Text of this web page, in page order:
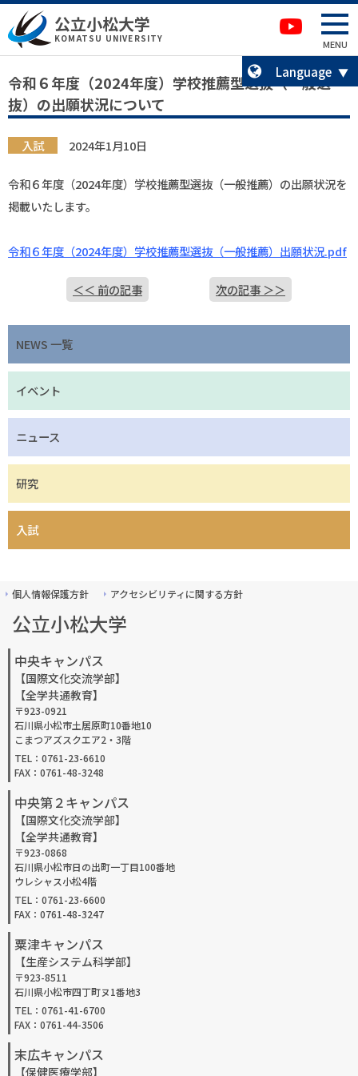
本文へ移動 サイトマップへ移動
公立小松大学
KOMATSU UNIVERSITY MENU
卒業生の方へ
Language
令和６年度（2024年度）学校推薦型選抜（一般選
抜）の出願状況について
入試 2024年1月10日
令和６年度（2024年度）学校推薦型選抜（一般推薦）の出願状況を
掲載いたします。
令和６年度（2024年度）学校推薦型選抜（一般推薦）出願状況.pdf
＜＜ 前の記事 次の記事 ＞＞
NEWS 一覧
イベント
ニュース
研究
入試
個人情報保護方針 アクセシビリティに関する方針
公立小松大学
中央キャンパス
【国際文化交流学部】
【全学共通教育】
〒923-0921
石川県小松市土居原町10番地10
こまつアズスクエア2・3階
TEL：0761-23-6610
FAX：0761-48-3248
中央第２キャンパス
【国際文化交流学部】
【全学共通教育】
〒923-0868
石川県小松市日の出町一丁目100番地
ウレシャス小松4階
TEL：0761-23-6600
FAX：0761-48-3247
粟津キャンパス
【生産システム科学部】
〒923-8511
石川県小松市四丁町ヌ1番地3
TEL：0761-41-6700
FAX：0761-44-3506
末広キャンパス
【保健医療学部】